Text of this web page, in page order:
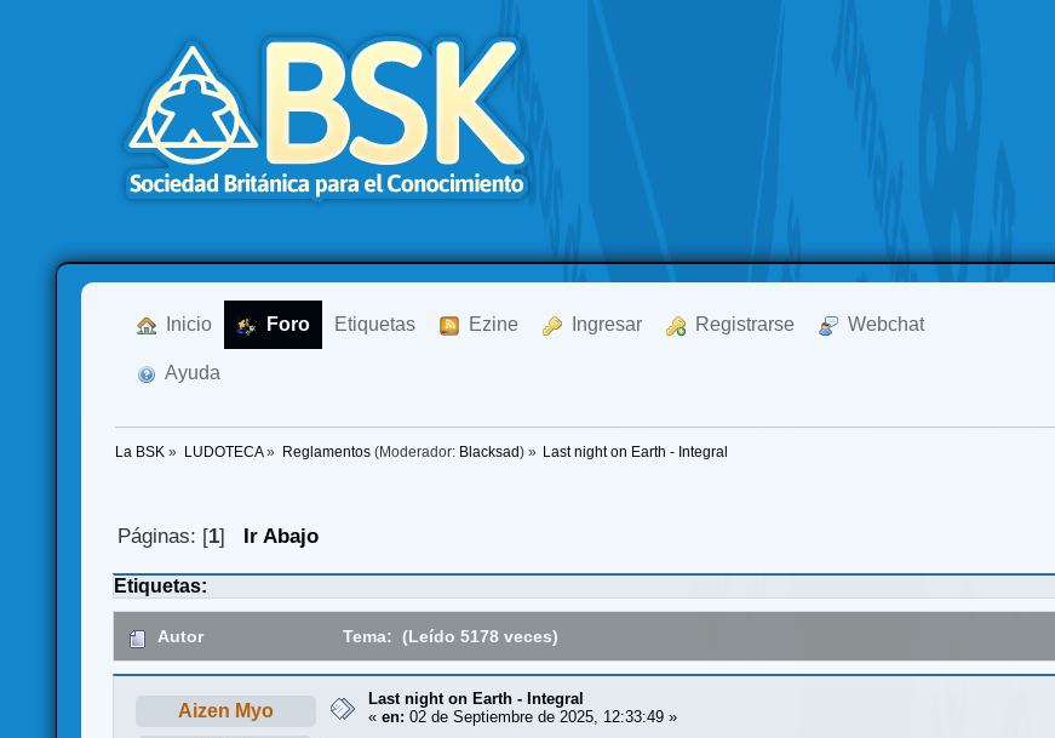
Inicio Foro Etiquetas Ezine Ingresar Registrarse Webchat
Ayuda
La BSK » LUDOTECA» Reglamentos(Moderador: Blacksad ) » Last night on Earth - Integral
Páginas: [1] Ir Abajo
Etiquetas:
Autor Tema: (Leído 5178 veces)
Aizen Myo
Last night on Earth - Integral
«en: 02 de Septiembre de 2025, 12:33:49 »